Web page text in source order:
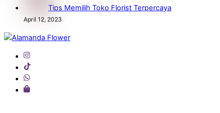
Tips Memilih Toko Florist Terpercaya
April 12, 2023
Back
Top